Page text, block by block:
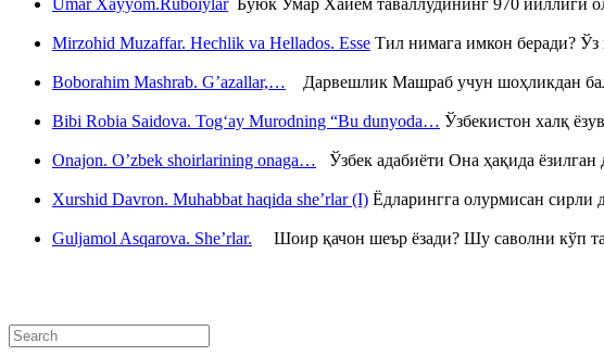
Mirzohid Muzaffar. Hechlik va Hellados. Esse Тил нимага имкон беради?
Boborahim Mashrab. G’azallar,… Дарвешлик Машраб учун шоҳликдан
Bibi Robia Saidova. Tog‘ay Murodning “Bu dunyoda… Ўзбекистон халқ
Onajon. O’zbek shoirlarining onaga… Ўзбек адабиёти Она ҳақида
Xurshid Davron. Muhabbat haqida she’rlar (I) Ёдларингга олурмисан
Guljamol Asqarova. She’rlar. Шоир қачон шеър ёзади? Шу саволни кўп